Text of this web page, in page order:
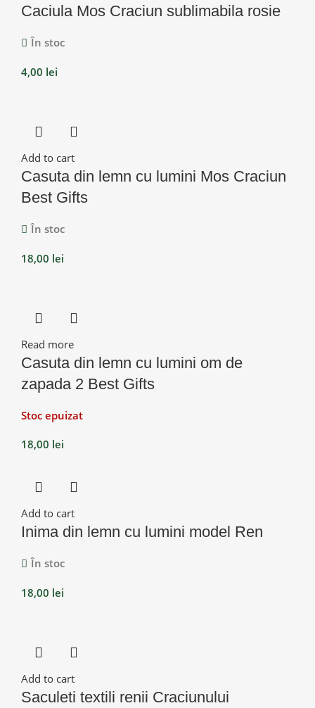
Caciula Mos Craciun sublimabila rosie
În stoc
4,00 lei
Add to cart
Casuta din lemn cu lumini Mos Craciun
Best Gifts
În stoc
18,00 lei
Read more
Casuta din lemn cu lumini om de
zapada 2 Best Gifts
Stoc epuizat
18,00 lei
Add to cart
Inima din lemn cu lumini model Ren
În stoc
18,00 lei
Add to cart
Saculeti textili renii Craciunului